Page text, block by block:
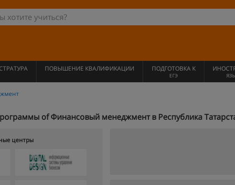
ПОВЫШЕНИЕ КВАЛИФИКАЦИИ ПОДГОТОВКА К
ЕГЭ
of Финансовый менеджмент в Республика
центры